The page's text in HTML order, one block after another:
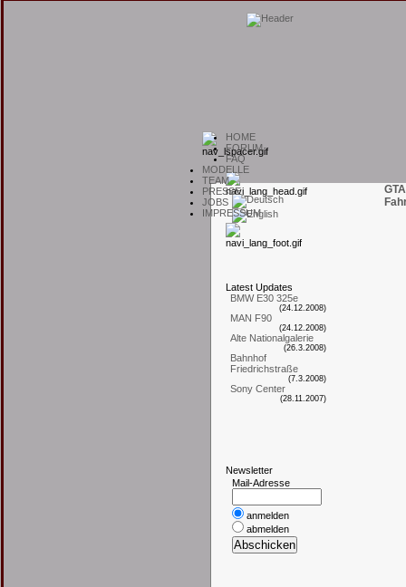
HOME
FORUM
FAQ
MODELLE
TEAM
PRESSE
JOBS
IMPRESSUM
L atest Updates
BMW E30 325e
(24.12.2008)
MAN F90
(24.12.2008)
Alte Nationalgalerie
(26.3.2008)
Bahnhof
Friedrichstraße
(7.3.2008)
Sony Center
(28.11.2007)
Newsletter
Mail-Adresse
anmelden
abmelden